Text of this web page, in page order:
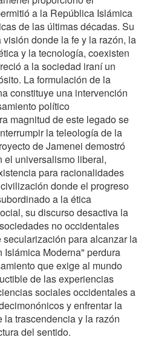
a la República Islámica
de las últimas décadas. Su
donde la fe y la razón, la
y la tecnología, coexisten
a la sociedad iraní un
La formulación de la
constituye una intervención
político
magnitud de este legado se
la teleología de la
de Jamenei demostró
el universalismo liberal,
para racionalidades
donde el progreso
a la ética
su discurso desactiva la
no occidentales
para alcanzar la
Moderna" perdura
que exige al mundo
de las experiencias
sociales occidentales a
y enfrentar la
trascendencia y la razón
del sentido.